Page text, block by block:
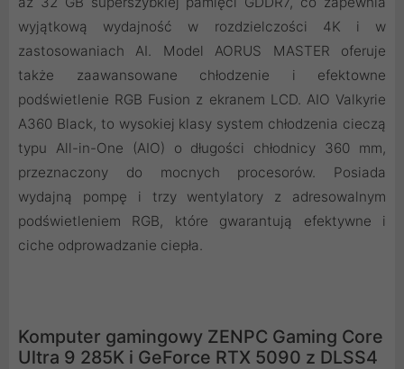
wyjątkową wydajność w rozdzielczości 4K i w
zastosowaniach AI. Model AORUS MASTER oferuje
także zaawansowane chłodzenie i efektowne
podświetlenie RGB Fusion z ekranem LCD. AIO Valkyrie
A360 Black, to wysokiej klasy system chłodzenia cieczą
typu All-in-One (AIO) o długości chłodnicy 360 mm,
przeznaczony do mocnych procesorów. Posiada
wydajną pompę i trzy wentylatory z adresowalnym
podświetleniem RGB, które gwarantują efektywne i
ciche odprowadzanie ciepła.
Komputer gamingowy ZENPC Gaming Core
Ultra 9 285K i GeForce RTX 5090 z DLSS4